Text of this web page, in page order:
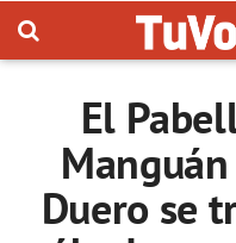
El
Duero se